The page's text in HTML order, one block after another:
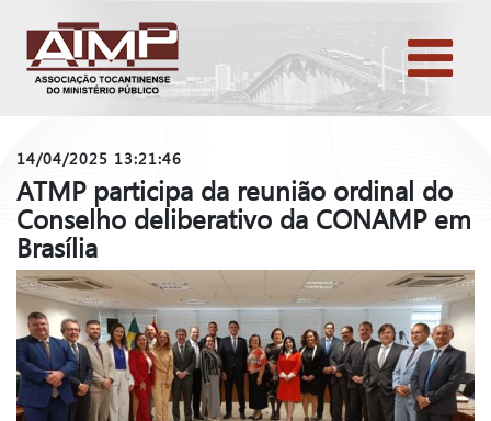
14/04/2025 13:21:46
ATMP participa da reunião ordinal do
Conselho deliberativo da CONAMP em
Brasília